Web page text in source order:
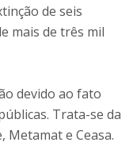
de seis
mais de três mil
devido ao fato
Trata-se da
Metamat e Ceasa.